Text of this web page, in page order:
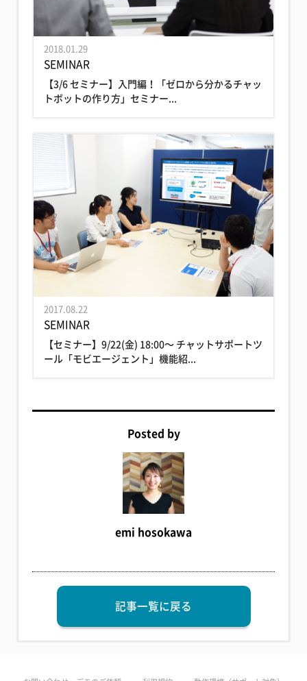
2018.01.29
SEMINAR
【3/6 セミナー】入門編！「ゼロから分かるチャッ
トボットの作り方」セミナー...
2017.08.22
SEMINAR
【セミナー】9/22(金) 18:00〜 チャットサポートツ
ール「モビエージェント」機能紹...
Posted by
emi hosokawa
記事一覧に戻る